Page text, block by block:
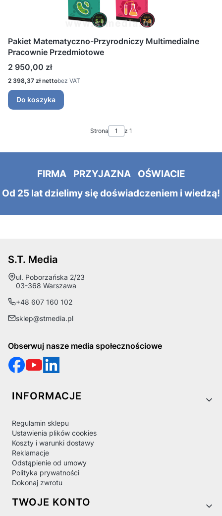
Pakiet Matematyczno-Przyrodniczy Multimedialne
Pracownie Przedmiotowe
Cena
2 950,00 zł
Cena
2 398,37 zł bez VAT
Do koszyka
Strona z 1
FIRMA PRZYJAZNA OŚWIACIE
Od 25 lat dzielimy się doświadczeniem i wiedzą!
S.T. Media
Adres:
ul. Poborzańska 2/23
03-368 Warszawa
+48 607 160 102
sklep@stmedia.pl
Obserwuj nasze media społecznościowe
Linki w stopce
INFORMACJE
Regulamin sklepu
Ustawienia plików cookies
Koszty i warunki dostawy
Reklamacje
Odstąpienie od umowy
Polityka prywatności
Dokonaj zwrotu
TWOJE KONTO